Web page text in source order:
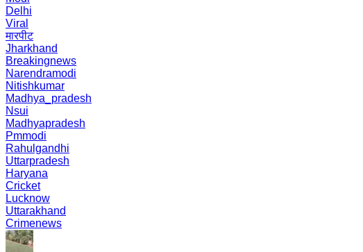
Delhi
Viral
मारपीट
Jharkhand
Breakingnews
Narendramodi
Nitishkumar
Madhya_pradesh
Nsui
Madhyapradesh
Pmmodi
Rahulgandhi
Uttarpradesh
Haryana
Cricket
Lucknow
Uttarakhand
Crimenews